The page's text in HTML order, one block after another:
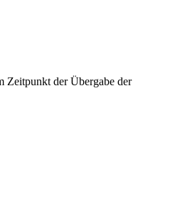
Zeitpunkt der Übergabe der